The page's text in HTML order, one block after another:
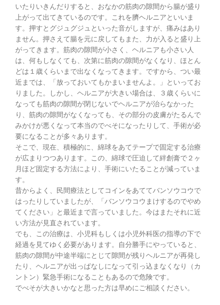
いたりいきんだりすると、おなかの筋肉の隙間から腸が盛り
上がって出てきているのです。これを臍ヘルニアといいま
す。押すとグジュグジュといった音がしますが、痛みはあり
ません。押さえて腸を元に戻してもまた、力が入ると盛り上
がってきます。筋肉の隙間が小さく、ヘルニアも小さい人
は、何もしなくても、次第に筋肉の隙間がなくなり、ほとん
どは１歳くらいまで出なくなってきます。ですから、つい最
近までは、「放っておいてもかまいませんよ。」といってお
りました。しかし、ヘルニアが大きい場合は、３歳くらいに
なっても筋肉の隙間が閉じないでヘルニアが治らなかった
り、筋肉の隙間がなくなっても、その部分の皮膚がたるんで
みかけが悪くなって本当のでべそになったりして、手術が必
要になることが多々あります。
そこで、現在、積極的に、綿球をあてテープで固定する治療
が広まりつつあります。この、綿球で圧迫して絆創膏で２ヶ
月ほど固定する方法により、手術にいたることが減っていま
す。
昔からよく、民間療法としてコインをあててバンソウコウで
はったりしていましたが、「バンソウコウまけするのでやめ
てください」と最近まで言っていました。今はまたそれに近
い方法が見直されています。
でも、この治療は、小児科もしくは小児外科医の指導の下で
経過を見てゆく必要があります。自分勝手にやっていると、
筋肉の隙間が中途半端にとじて隙間が残りヘルニアが再発し
たり、ヘルニアが出っぱなしになって引っ込まなくなり（カ
ントン）緊急手術になることもあるので危険です。
でべそが大きいかなと思った方は早めにご相談ください。